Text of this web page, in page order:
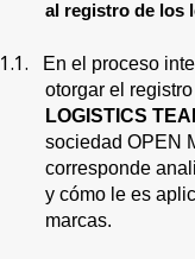
al registro de los
1.1.
En el proceso
otorgar el
LOGISTICS
sociedad OPEN
corresponde
y cómo le es
marcas.